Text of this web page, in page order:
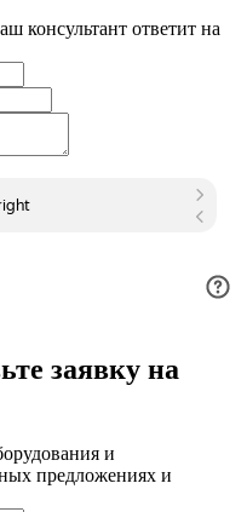
консультант ответит на
заявку на
и
предложениях и